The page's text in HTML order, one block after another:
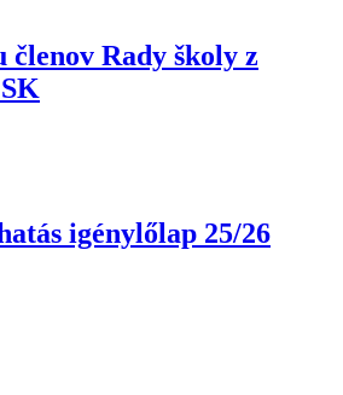
Rady školy z
igénylőlap 25/26